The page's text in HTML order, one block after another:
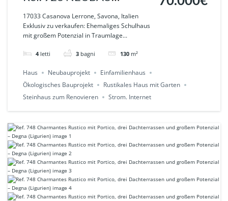
PROJEKT mit direkter
zufahrt und 800 m² Garten
in Casanova Lerrone
17033 Casanova Lerrone, Savona, Italien
Exklusiv zu verkaufen: Ehemaliges Schulhaus
mit großem Potenzial in Traumlage...
4 letti 3 bagni 130 m²
Haus Neubauprojekt
Einfamilienhaus
Ökologisches Bauprojekt
Rustikales Haus mit Garten
Steinhaus zum Renovieren
Strom. Internet